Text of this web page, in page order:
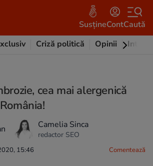
SusțineContCaută
Criză politică Opinii
cea mai alergenică
Camelia Sinca
redactor SEO
15:46 Comentează